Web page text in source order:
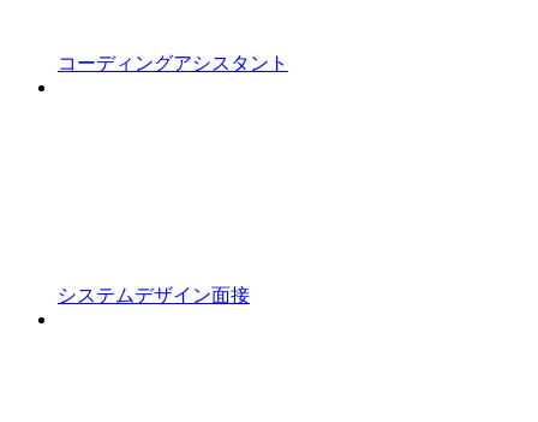
コーディングアシスタント
システムデザイン面接